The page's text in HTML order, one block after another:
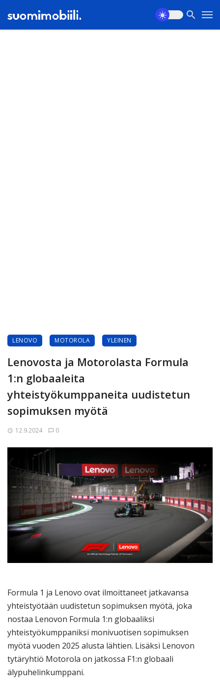
LENOVO MOTOROLA YLEINEN
Lenovosta ja Motorolasta Formula
1:n globaaleita
yhteistyökumppaneita uudistetun
sopimuksen myötä
12.9.2024 0
Formula 1 ja Lenovo ovat ilmoittaneet jatkavansa
yhteistyötään uudistetun sopimuksen myötä, joka
nostaa Lenovon Formula 1:n globaaliksi
yhteistyökumppaniksi monivuotisen sopimuksen
myötä vuoden 2025 alusta lähtien. Lisäksi Lenovon
tytäryhtiö Motorola on jatkossa F1:n globaali
älypuhelinkumppani.